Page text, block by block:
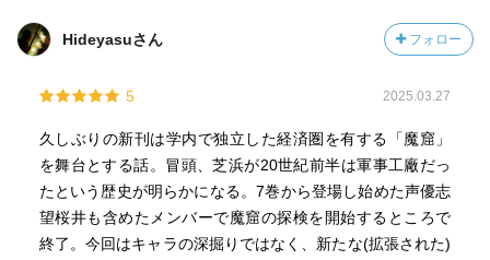
Hideyasuさん フォロー
5 2025.03.27
久しぶりの新刊は学内で独立した経済圏を有する「魔窟」
を舞台とする話。冒頭、芝浜が20世紀前半は軍事工廠だっ
たという歴史が明らかになる。7巻から登場し始めた声優志
望桜井も含めたメンバーで魔窟の探検を開始するところで
終了。今回はキャラの深掘りではなく、新たな(拡張された)